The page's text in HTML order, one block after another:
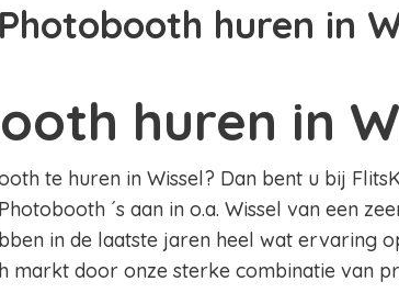
Photobooth huren in
huren in
te huren in Wissel? Dan bent u bij
´s aan in o.a. Wissel van een
in de laatste jaren heel wat ervaring
markt door onze sterke combinatie van